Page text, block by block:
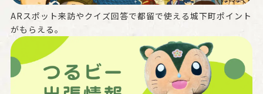
ARスポット来訪やクイズ回答で都留で使える城下町ポイント
がもらえる。